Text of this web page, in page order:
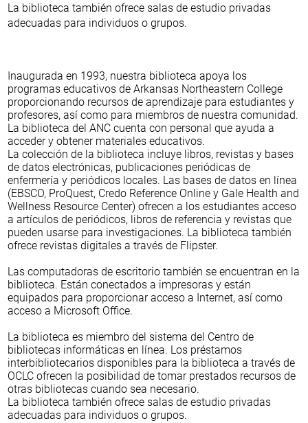
La biblioteca también ofrece salas de estudio privadas
adecuadas para individuos o grupos.
Inaugurada en 1993, nuestra biblioteca apoya los
programas educativos de Arkansas Northeastern College
proporcionando recursos de aprendizaje para estudiantes y
profesores, así como para miembros de nuestra comunidad.
La biblioteca del ANC cuenta con personal que ayuda a
acceder y obtener materiales educativos.
La colección de la biblioteca incluye libros, revistas y bases
de datos electrónicas, publicaciones periódicas de
enfermería y periódicos locales. Las bases de datos en línea
(EBSCO, ProQuest, Credo Reference Online y Gale Health and
Wellness Resource Center) ofrecen a los estudiantes acceso
a artículos de periódicos, libros de referencia y revistas que
pueden usarse para investigaciones. La biblioteca también
ofrece revistas digitales a través de Flipster.
Las computadoras de escritorio también se encuentran en la
biblioteca. Están conectados a impresoras y están
equipados para proporcionar acceso a Internet, así como
acceso a Microsoft Office.
La biblioteca es miembro del sistema del Centro de
bibliotecas informáticas en línea. Los préstamos
interbibliotecarios disponibles para la biblioteca a través de
OCLC ofrecen la posibilidad de tomar prestados recursos de
otras bibliotecas cuando sea necesario.
La biblioteca también ofrece salas de estudio privadas
adecuadas para individuos o grupos.